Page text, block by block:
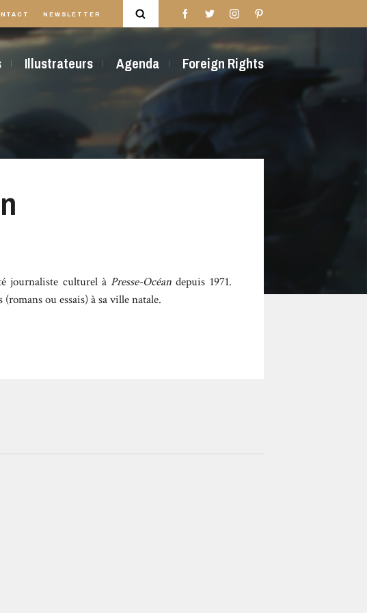
NEWSLETTER
Illustrateurs Agenda Foreign Rights
journaliste culturel àPresse-Océan depuis 1971.
ou essais) à sa ville natale.